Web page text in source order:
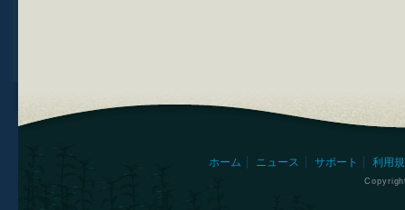
ホーム ニュース サポート 利用